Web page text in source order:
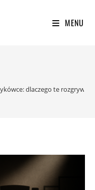
MENU
dlaczego te rozgrywki